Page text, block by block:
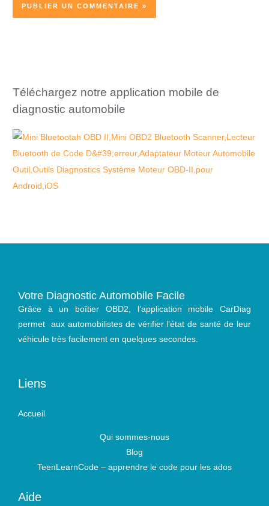
Téléchargez notre application mobile de
diagnostic automobile
Votre Diagnostic Automobile Facile
Grâce à un boîtier OBD2, l’application mobile CarDiag
permet aux automobilistes de vérifier l’état de santé de leur
véhicule très facilement en quelques secondes.
Liens
Accueil
Qui sommes-nous
Blog
TeenLearnCode – apprendre le code pour les ados
Aide